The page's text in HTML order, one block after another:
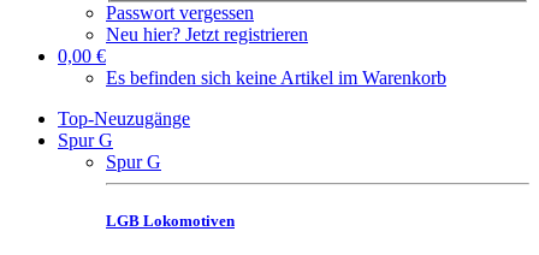
Passwort vergessen
Neu hier? Jetzt registrieren
0,00 €
Es befinden sich keine Artikel im Warenkorb
Top-Neuzugänge
Spur G
Spur G
LGB Lokomotiven